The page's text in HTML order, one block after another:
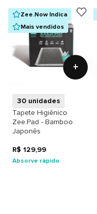
Zee.Now Indica
Mais vendidos
+
30 unidades
Tapete Higiênico
Zee.Pad - Bamboo
Japonês
R$ 129,99
Absorve rápido